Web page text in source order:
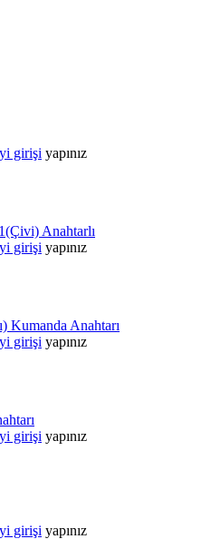
girişi yapınız
Anahtarlı
girişi yapınız
Kumanda Anahtarı
girişi yapınız
girişi yapınız
girişi yapınız